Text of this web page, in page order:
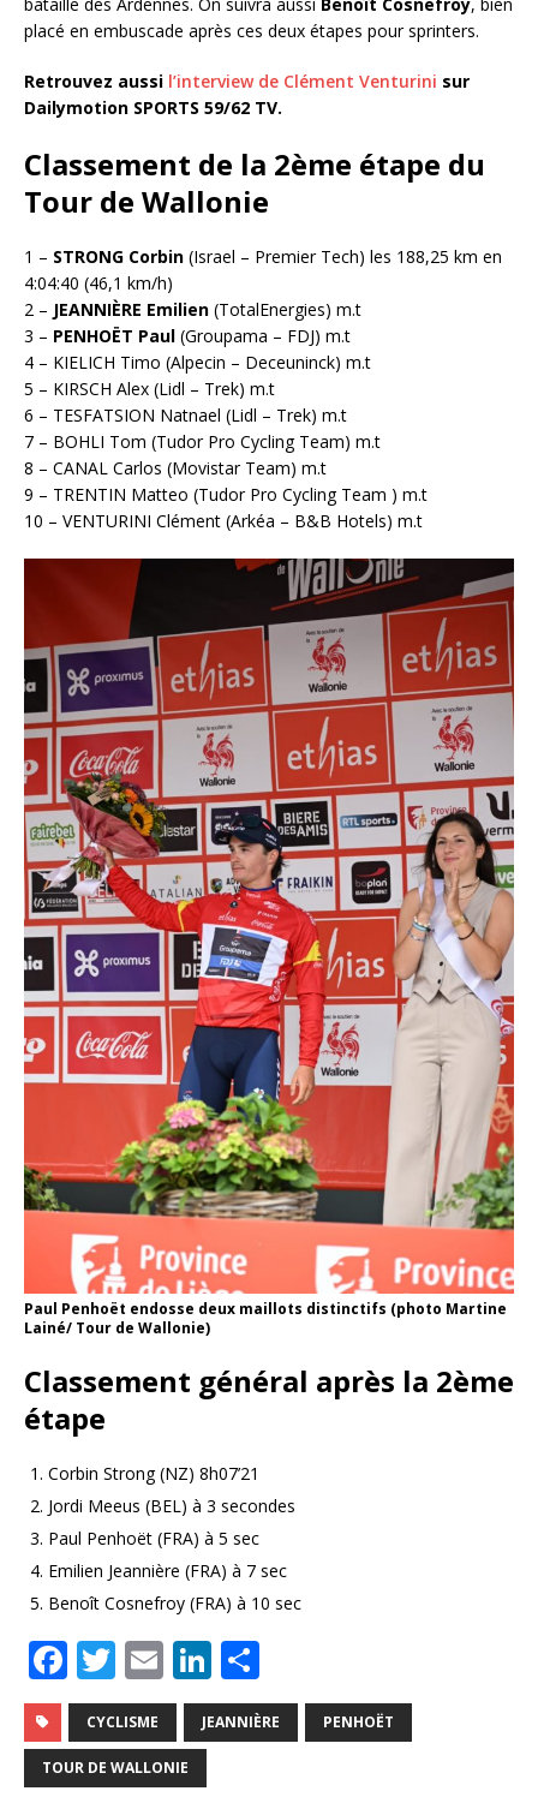
bataille des Ardennes. On suivra aussi Benoît Cosnefroy, bien
placé en embuscade après ces deux étapes pour sprinters.
Retrouvez aussi l’interview de Clément Venturini sur
Dailymotion SPORTS 59/62 TV.
Classement de la 2ème étape du
Tour de Wallonie
1 – STRONG Corbin (Israel – Premier Tech) les 188,25 km en
4:04:40 (46,1 km/h)
2 – JEANNIÈRE Emilien (TotalEnergies) m.t
3 – PENHOËT Paul (Groupama – FDJ) m.t
4 – KIELICH Timo (Alpecin – Deceuninck) m.t
5 – KIRSCH Alex (Lidl – Trek) m.t
6 – TESFATSION Natnael (Lidl – Trek) m.t
7 – BOHLI Tom (Tudor Pro Cycling Team) m.t
8 – CANAL Carlos (Movistar Team) m.t
9 – TRENTIN Matteo (Tudor Pro Cycling Team ) m.t
10 – VENTURINI Clément (Arkéa – B&B Hotels) m.t
Paul Penhoët endosse deux maillots distinctifs (photo Martine
Lainé/ Tour de Wallonie)
Classement général après la 2ème
étape
Corbin Strong (NZ) 8h07’21
Jordi Meeus (BEL) à 3 secondes
Paul Penhoët (FRA) à 5 sec
Emilien Jeannière (FRA) à 7 sec
Benoît Cosnefroy (FRA) à 10 sec
F
a
c
e
T
w
it
te
E
m
ai
l
Li
n
k
ar
ta
CYCLISME JEANNIÈRE PENHOËT
TOUR DE WALLONIE